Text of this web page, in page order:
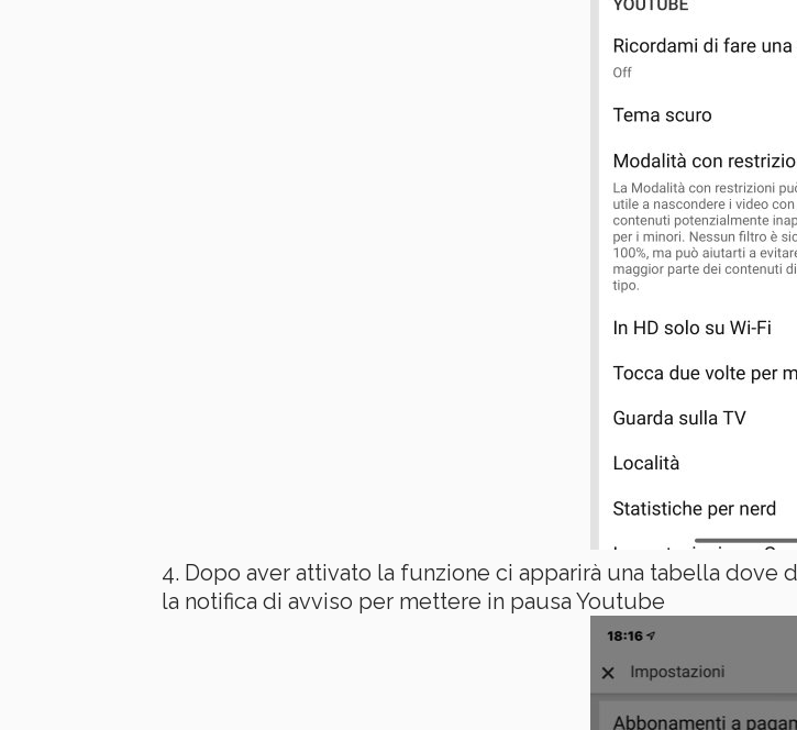
Dopo aver attivato la funzione ci apparirà una tabella
la notifica di avviso per mettere in pausa Youtube